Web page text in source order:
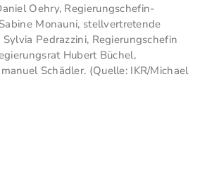
Oehry, Regierungschefin-
Monauni, stellvertretende
Pedrazzini, Regierungschefin
Hubert Büchel,
Schädler. (Quelle: IKR/Michael